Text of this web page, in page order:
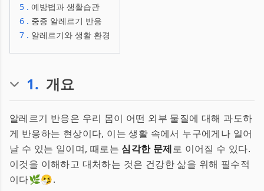
5 . 예방법과 생활습관
6 . 중증 알레르기 반응
7 . 알레르기와 생활 환경
1. 개요
알레르기 반응은 우리 몸이 어떤 외부 물질에 대해 과도하
게 반응하는 현상이다, 이는 생활 속에서 누구에게나 일어
날 수 있는 일이며, 때로는 심각한 문제로 이어질 수 있다.
이것을 이해하고 대처하는 것은 건강한 삶을 위해 필수적
이다🌿🤧.